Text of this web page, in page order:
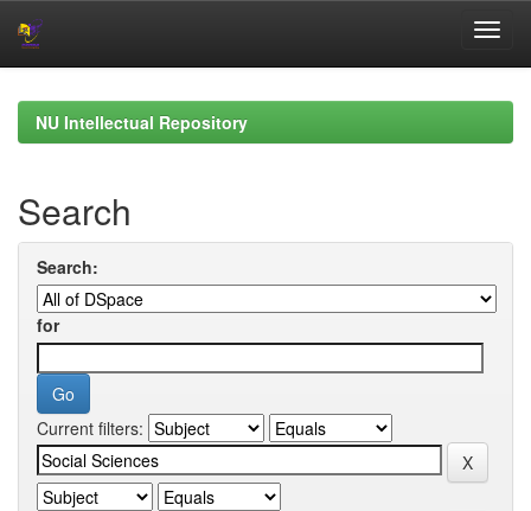
navigationNU Intellectual Repository
Search
Search:
for
Current filters: